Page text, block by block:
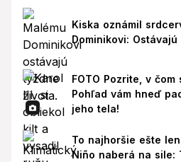
Kiska oznámil
Dominikovi:
FOTO Pozrite, v
Pohľad vám hneď
jeho tela!
To najhoršie ešte len
Niño naberá na sile: